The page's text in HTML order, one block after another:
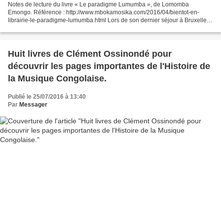
Notes de lecture du livre « Le paradigme Lumumba », de Lomomba
Emongo. Référence : http://www.mbokamosika.com/2016/04/bientot-en-
librairie-le-paradigme-lumumba.html Lors de son dernier séjour à Bruxelles,
Huit livres de Clément Ossinondé pour
découvrir les pages importantes de l'Histoire de
la Musique Congolaise.
Publié le 25/07/2016 à 13:40
Par Messager